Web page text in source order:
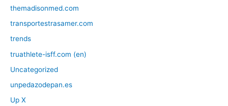
themadisonmed.com
transportestrasamer.com
trends
truathlete-isff.com (en)
Uncategorized
unpedazodepan.es
Up X